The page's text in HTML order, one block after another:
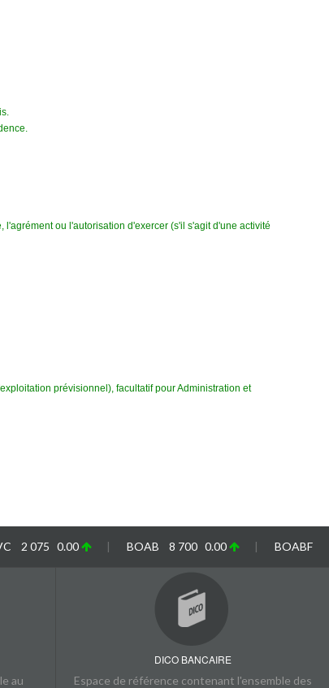
ou l'autorisation d'exercer (s'il s'agit d'une activité
prévisionnel), facultatif pour Administration et
0.00 | BOAB 8 700 0.00 | BOABF 7 200
au
DICO BANCAIRE
Espace de référence contenant l'ensemble des